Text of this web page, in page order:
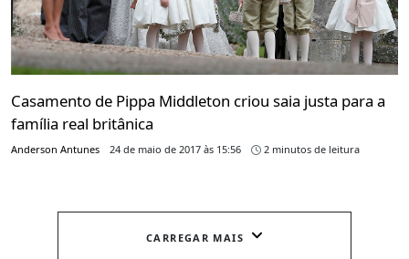
Casamento de Pippa Middleton criou saia justa para a
família real britânica
Anderson Antunes 24 de maio de 2017 às 15:56 2 minutos de leitura
CARREGAR MAIS